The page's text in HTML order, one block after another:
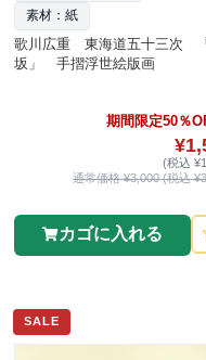
素材：紙
歌川広重 東海道五十三次
坂」 手摺浮世絵版画
期間限定50％
(税込
通常価格 ¥3,000 (税込
カゴに入れる
SALE